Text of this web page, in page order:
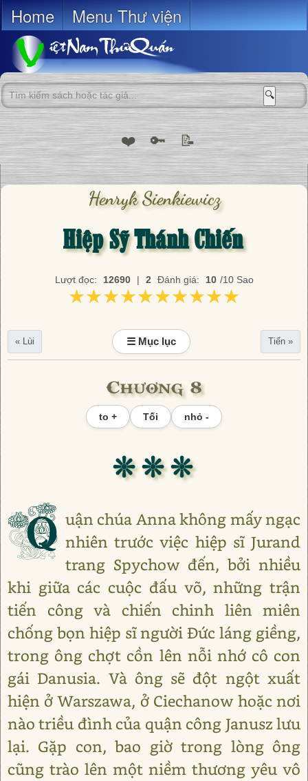
Home Menu Thư viện
🔍
❤️ 🔑 📝
Henryk Sienkiewicz
Hiệp Sỹ Thánh Chiến
Lượt đọc: 12690 | 2 Đánh giá: 10 /10 Sao
★★★★★★★★★★
★★★★★★★★★★
« Lùi ☰ Mục lục Tiến »
Chương 8
to + Tối nhỏ -
❊ ❊ ❊
Q uận chúa Anna không mấy ngạc
nhiên trước việc hiệp sĩ Jurand
trang Spychow đến, bởi nhiều
khi giữa các cuộc đấu võ, những trận
tiến công và chiến chinh liên miên
chống bọn hiệp sĩ người Đức láng giềng,
trong ông chợt cồn lên nỗi nhớ cô con
gái Danusia. Và ông sẽ đột ngột xuất
hiện ở Warszawa, ở Ciechanow hoặc nơi
nào triều đình của quận công Janusz lưu
lại. Gặp con, bao giờ trong lòng ông
cũng trào lên một niềm thương yêu vô